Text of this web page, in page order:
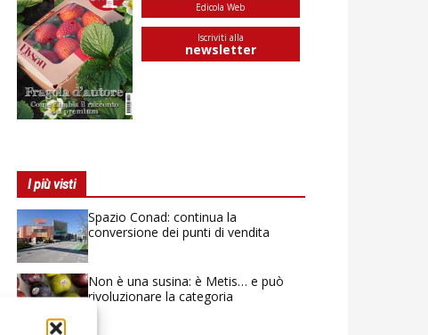
Edicola Web
Iscriviti alla
newsletter
I più visti
Spazio Conad: continua la
conversione dei punti di vendita
Non è una susina: è Metis… e può
rivoluzionare la categoria